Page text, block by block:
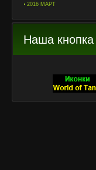
2016 МАРТ
Наша кнопка